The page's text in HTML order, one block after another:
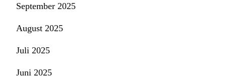
September 2025
August 2025
Juli 2025
Juni 2025